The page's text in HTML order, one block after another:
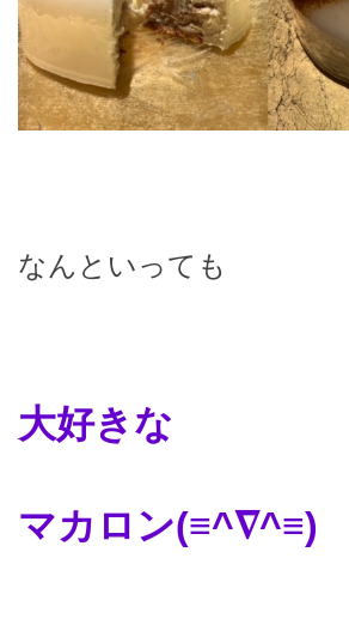
なんといっても
大好きな
マカロン(≡^∇^≡)